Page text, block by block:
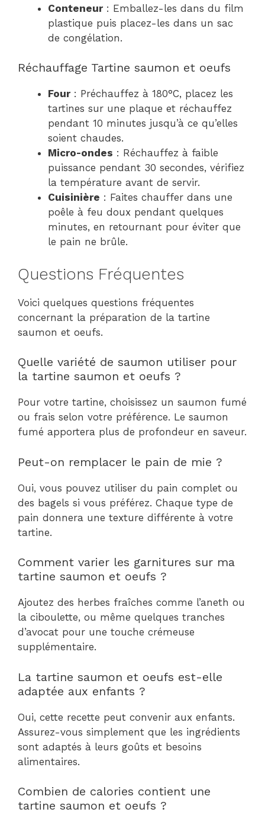
Conteneur: Emballez-les dans du film
plastique puis placez-les dans un sac
de congélation.
Réchauffage Tartine saumon et oeufs
Four: Préchauffez à 180°C, placez les
tartines sur une plaque et réchauffez
pendant 10 minutes jusqu’à ce qu’elles
soient chaudes.
Micro-ondes : Réchauffez à faible
puissance pendant 30 secondes, vérifiez
la température avant de servir.
Cuisinière : Faites chauffer dans une
poêle à feu doux pendant quelques
minutes, en retournant pour éviter que
le pain ne brûle.
Questions Fréquentes
Voici quelques questions fréquentes
concernant la préparation de la tartine
saumon et oeufs.
Quelle variété de saumon utiliser pour
la tartine saumon et oeufs ?
Pour votre tartine, choisissez un saumon fumé
ou frais selon votre préférence. Le saumon
fumé apportera plus de profondeur en saveur.
Peut-on remplacer le pain de mie ?
Oui, vous pouvez utiliser du pain complet ou
des bagels si vous préférez. Chaque type de
pain donnera une texture différente à votre
tartine.
Comment varier les garnitures sur ma
tartine saumon et oeufs ?
Ajoutez des herbes fraîches comme l’aneth ou
la ciboulette, ou même quelques tranches
d’avocat pour une touche crémeuse
supplémentaire.
La tartine saumon et oeufs est-elle
adaptée aux enfants ?
Oui, cette recette peut convenir aux enfants.
Assurez-vous simplement que les ingrédients
sont adaptés à leurs goûts et besoins
alimentaires.
Combien de calories contient une
tartine saumon et oeufs ?